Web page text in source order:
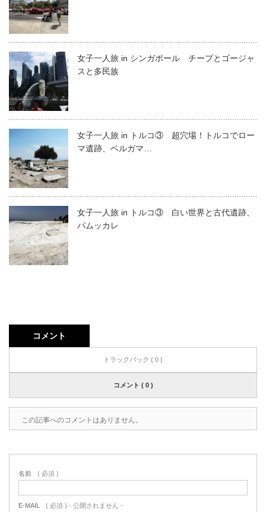
女子一人旅 in シンガポール チープとゴージャ
スと多民族
女子一人旅 in トルコ③ 超穴場！トルコでロー
マ遺跡、ベルガマ…
女子一人旅 in トルコ③ 白い世界と古代遺跡、
パムッカレ
コメント
トラックバック ( 0 )
コメント ( 0 )
この記事へのコメントはありません。
名前 ( 必須 )
E-MAIL ( 必須 ) - 公開されません -